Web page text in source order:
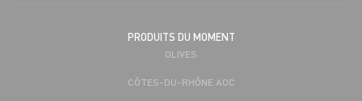
PRODUITS DU MOMENT
OLIVES
CÔTES-DU-RHÔNE AOC